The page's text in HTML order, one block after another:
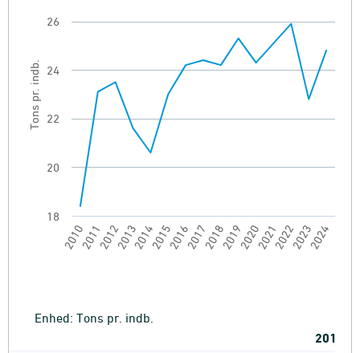
The chart has 1 X axis displaying categories.
The chart has 1 Y axis displaying Tons pr.
Tons pr. indb.
201020112012201320142015201620172018201920202021202220232024
18
20
22
24
26
Enhed: Tons pr. indb.
2010